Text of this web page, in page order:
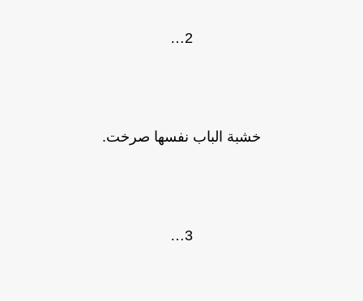
خشبة الباب نفسها صرخت.